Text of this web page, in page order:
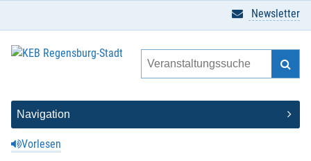
Vorlesen
Newsletter